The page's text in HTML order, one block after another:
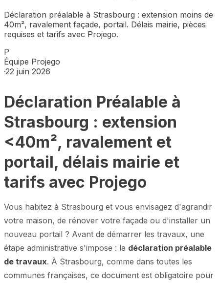
Déclaration préalable à Strasbourg : extension moins de
40m², ravalement façade, portail. Délais mairie, pièces
requises et tarifs avec Projego.
P
Équipe Projego
·22 juin 2026
Déclaration Préalable à
Strasbourg : extension
<40m², ravalement et
portail, délais mairie et
tarifs avec Projego
Vous habitez à Strasbourg et vous envisagez d'agrandir
votre maison, de rénover votre façade ou d'installer un
nouveau portail ? Avant de démarrer les travaux, une
étape administrative s'impose : la déclaration préalable
de travaux. À Strasbourg, comme dans toutes les
communes françaises, ce document est obligatoire pour